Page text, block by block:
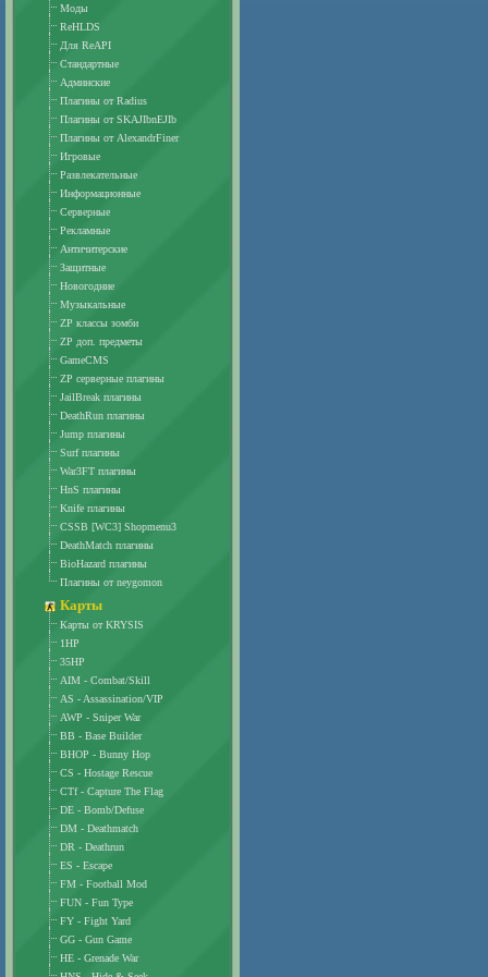
Моды
ReHLDS
Для ReAPI
Стандартные
Админские
Плагины от Radius
Плагины от SKAJIbnEJIb
Плагины от AlexandrFiner
Игровые
Развлекательные
Информационные
Серверные
Рекламные
Античитерские
Защитные
Новогодние
Музыкальные
ZP классы зомби
ZP доп. предметы
GameCMS
ZP серверные плагины
JailBreak плагины
DeathRun плагины
Jump плагины
Surf плагины
War3FT плагины
HnS плагины
Knife плагины
CSSB [WC3] Shopmenu3
DeathMatch плагины
BioHazard плагины
Плагины от neygomon
Карты
Карты от KRYSIS
1HP
35HP
AIM - Combat/Skill
AS - Assassination/VIP
AWP - Sniper War
BB - Base Builder
BHOP - Bunny Hop
CS - Hostage Rescue
CTf - Capture The Flag
DE - Bomb/Defuse
DM - Deathmatch
DR - Deathrun
ES - Escape
FM - Football Mod
FUN - Fun Type
FY - Fight Yard
GG - Gun Game
HE - Grenade War